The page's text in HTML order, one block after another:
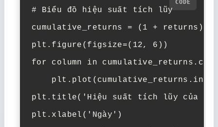
# Biểu đồ hiệu suất tích lũy
cumulative_returns = (1 +
plt.figure(figsize=(12, 6))
for column in
plt.title('Hiệu suất tích lũy của
plt.xlabel('Ngày')